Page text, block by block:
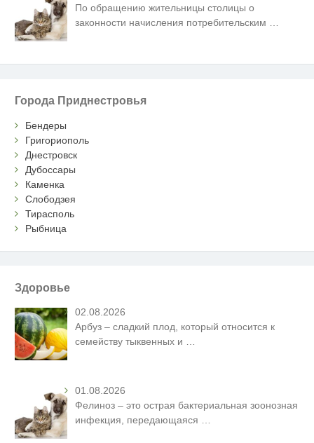
По обращению жительницы столицы о
законности начисления потребительским
Города Приднестровья
Бендеры
Григориополь
Днестровск
Дубоссары
Каменка
Слободзея
Тирасполь
Рыбница
Здоровье
02.08.2026
Арбуз – сладкий плод, который относится к
семейству тыквенных и …
01.08.2026
Фелиноз – это острая бактериальная зоонозная
инфекция, передающаяся